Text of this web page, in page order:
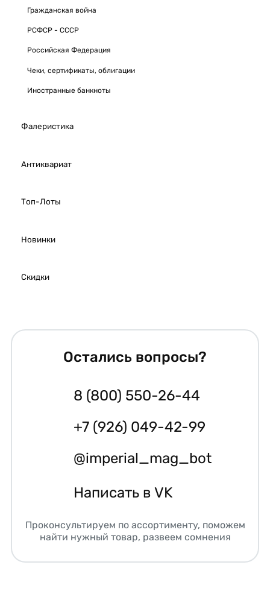
Гражданская война
РСФСР - СССР
Российская Федерация
Чеки, сертификаты, облигации
Иностранные банкноты
Фалеристика
Антиквариат
Топ-Лоты
Новинки
Скидки
Остались вопросы?
8 (800) 550-26-44
+7 (926) 049-42-99
@imperial_mag_bot
Написать в VK
Проконсультируем по ассортименту, поможем
найти нужный товар, развеем сомнения